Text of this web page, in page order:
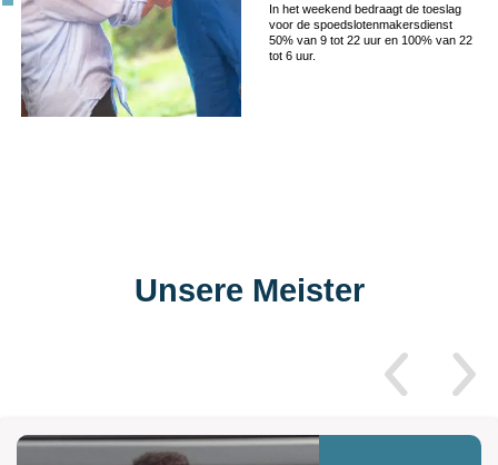
In het weekend bedraagt de toeslag
voor de spoedslotenmakersdienst
50% van 9 tot 22 uur en 100% van 22
tot 6 uur.
Unsere Meister